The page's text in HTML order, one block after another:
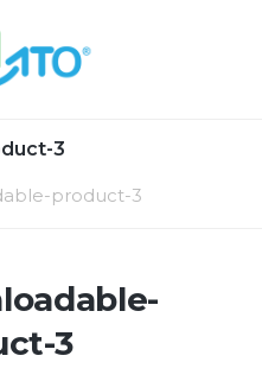
3
product-3
3